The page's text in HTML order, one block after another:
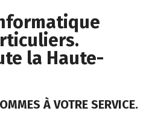
la Haute-
À VOTRE SERVICE.